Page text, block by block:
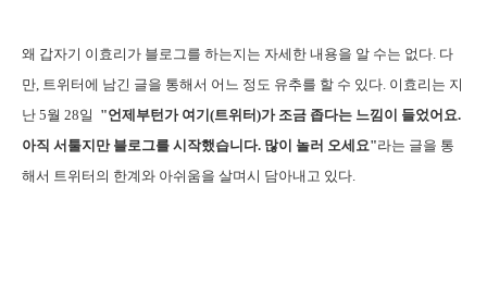
왜 갑자기 이효리가 블로그를 하는지는 자세한 내용을 알 수는 없다. 다
만, 트위터에 남긴 글을 통해서 어느 정도 유추를 할 수 있다. 이효리는 지
난 5월 28일 "언제부턴가 여기(트위터)가 조금 좁다는 느낌이 들었어요.
아직 서툴지만 블로그를 시작했습니다. 많이 놀러 오세요"라는 글을 통
해서 트위터의 한계와 아쉬움을 살며시 담아내고 있다.